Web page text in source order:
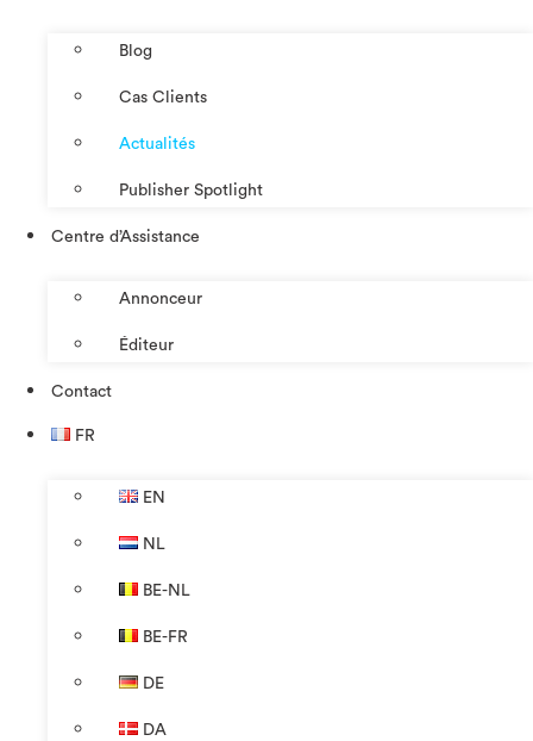
Blog
Cas Clients
Actualités
Publisher Spotlight
Centre d’Assistance
Annonceur
Éditeur
Contact
FR
EN
NL
BE-NL
BE-FR
DE
DA